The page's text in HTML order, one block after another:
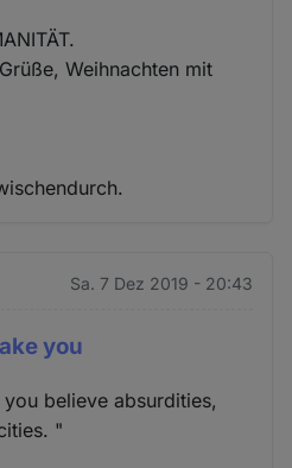
Weihnachten mit
Sa. 7 Dez 2019 - 20:43
you
believe absurdities,
"